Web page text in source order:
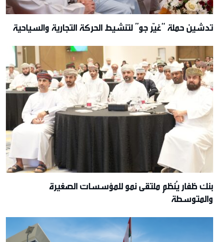
تدشين حملة “غيّر جو” لتنشيط الحركة التجارية والسياحية
بنك ظفار يُنظم ملتقى نمو للمؤسسات الصغيرة
والمتوسطة